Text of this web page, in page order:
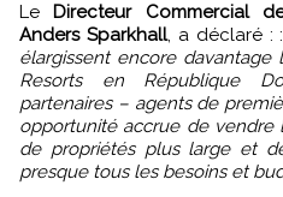
Le Directeur Commercial
Anders Sparkhall, a déclaré :
élargissent encore
Resorts en République
partenaires – agents de
opportunité accrue de vendre
de propriétés plus large et
presque tous les besoins et